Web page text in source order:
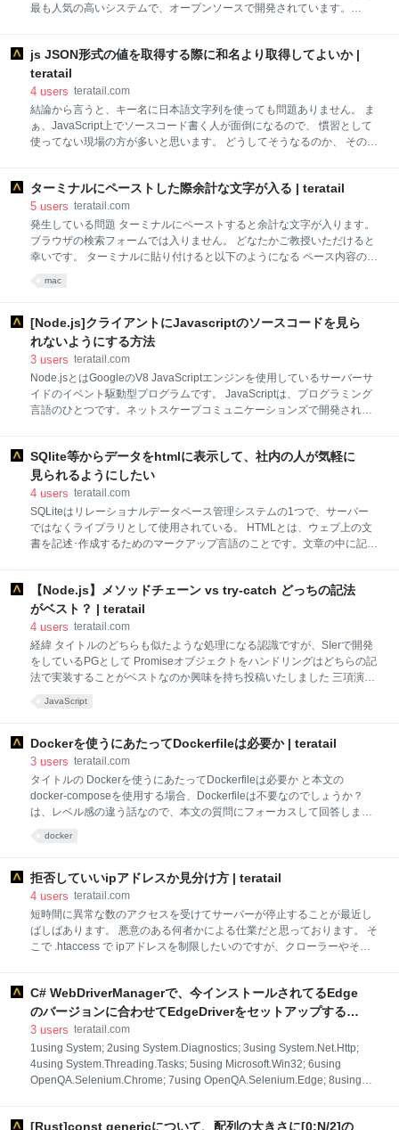
最も人気の高いシステムで、オープンソースで開発されています。
js JSON形式の値を取得する際に和名より取得してよいか |
teratail
4 users teratail.com
結論から言うと、キー名に日本語文字列を使っても問題ありません。 ま
ぁ、JavaScript上でソースコード書く人が面倒になるので、 慣習として
使ってない現場の方が多いと思います。 どうしてそうなるのか、 その流
ルアドレス: "メールアドレス"} JSONは人間が読む事は考慮したファイル
フォーマットだが、 エディタ開いて頑張って書くべきではないものとい
うのが私の考えです。 例えばJavaScriptではダブルクォートで括らない
キー名は許されますが、 JSONでは許されませんので、それはJSONと
しては不正です。 このキー名をしっかりダブルクォートで括らなければ
で紹介するシンプルなルール
ターミナルにペーストした際余計な文字が入る | teratail
5 users teratail.com
発生している問題 ターミナルにペーストすると余計な文字が入ります。
ブラウザの検索フォームでは入りません。 どなたかご教授いただけると
幸いです。 ターミナルに貼り付けると以下のようになる ペース内容の前
mac
[Node.js]クライアントにJavascriptのソースコードを見ら
れないようにする方法
3 users teratail.com
Node.jsとはGoogleのV8 JavaScriptエンジンを使用しているサーバーサ
イドのイベント駆動型プログラムです。 JavaScriptは、プログラミング
言語のひとつです。ネットスケープコミュニケーションズで開発されま
ら、JavaScriptと改名されました。 動きのあるWebページを作ることを
目的に開発されたもので、主要なWebブラウザのほとんどに搭載されて
います。
SQlite等からデータをhtmlに表示して、社内の人が気軽に
見られるようにしたい
4 users teratail.com
SQLiteはリレーショナルデータベース管理システムの1つで、サーバー
ではなくライブラリとして使用されている。 HTMLとは、ウェブ上の文
書を記述･作成するためのマークアップ言語のことです。文章の中に記述
ータファイルをリンクする情報に結びつけて情報を整理します。現在あ
るネットワーク上のほとんどのウェブページはHTMLで作成されていま
す。
【Node.js】メソッドチェーン vs try-catch どっちの記法
がベスト？ | teratail
4 users teratail.com
経緯 タイトルのどちらも似たような処理になる認識ですが、SIerで開発
をしているPGとして Promiseオブジェクトをハンドリングはどちらの記
法で実装することがベストなのか興味を持ち投稿いたしました 三項演算
見・ご回答をくだされば幸いです 前提 SIerで追加開発・保守運用をする
はJavaがメインで、Node.jsは未経験者がほとんどという想定でお願い
します ❓質問事項 Node.js Promise オブジェクトのハンドリングとし
て、以下2種類の書き方があります どちらの記法がベストな記法なのか
を下記の観点よりご教授いただけないでしょうか？ async/await を用い
たtry-catch構文でのハンドリング then()/catch()を用いたメソッドチェ
JavaScript
Dockerを使うにあたってDockerfileは必要か | teratail
3 users teratail.com
タイトルの Dockerを使うにあたってDockerfileは必要か と本文の
docker-composeを使用する場合、Dockerfileは不要なのでしょうか？
は、レベル感の違う話なので、本文の質問にフォーカスして回答しま
できればおそらくスッキリされるのではないかと思います。 Dockerfile
は一言で言うとDockerイメージを作成するための一連の手順が含まれた
単なるテキストファイルです。 なのでご自身でDockerイメージを作成し
ない（第三者が作成したDockerイメージをそのまま使う）場合は不要と
なります。 Docker
docker
拒否していいipアドレスか見分け方 | teratail
4 users teratail.com
短時間に異常な数のアクセスを受けてサーバーが停止することが最近し
ばしばあります。 悪意のある何者かによる仕業だと思っております。 そ
こで .htaccess で ipアドレスを制限したいのですが、クローラーやその
トをカウントすると以下のように出ます。（一部抜粋） $ netstat -tan |
grep ':80 ' | awk '{print $5}' | cut -d : -f1 | sort -n | uniq -c | sort -n 7
49.97.27.20 7 59.129.225.179 7 59.129.95.154 8 126.157.10.178 8
14.9.128.192 8 157.109.160.180 8 182.161.
C# WebDriverManagerで、今インストールされてるEdge
のバージョンに合わせてEdgeDriverをセットアップする |
teratail
3 users teratail.com
1using System; 2using System.Diagnostics; 3using System.Net.Http;
4using System.Threading.Tasks; 5using Microsoft.Win32; 6using
OpenQA.Selenium.Chrome; 7using OpenQA.Selenium.Edge; 8using
[Rust]const genericについて、配列の大きさに[0;N/2]の